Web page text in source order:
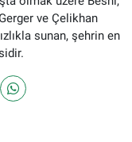
ve Çelikhan
sunan, şehrin en